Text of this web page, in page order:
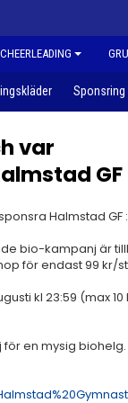
CHEERLEADING
Sponsring
var
GF
Halmstad GF
bio-kampanj är
för endast 99 kr/
kl 23:59 (max
en mysig biohelg.